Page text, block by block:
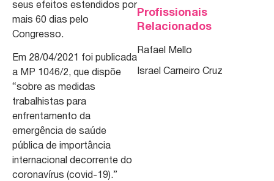
seus efeitos estendidos por
mais 60 dias pelo
Congresso.
Em 28/04/2021 foi publicada
a MP 1046/2, que dispõe
“sobre as medidas
trabalhistas para
enfrentamento da
emergência de saúde
pública de importância
internacional decorrente do
coronavírus (covid-19).”
Profissionais
Relacionados
Rafael Mello
Israel Carneiro Cruz